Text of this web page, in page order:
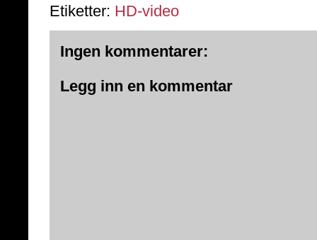
Etiketter: HD-video
Ingen kommentarer:
Legg inn en kommentar